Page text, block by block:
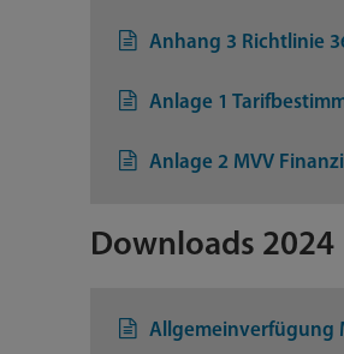
Anhang 3 Richtlinie
Anlage 1
Anlage 2 MVV
Downloads 2024
Allgemeinverfügung